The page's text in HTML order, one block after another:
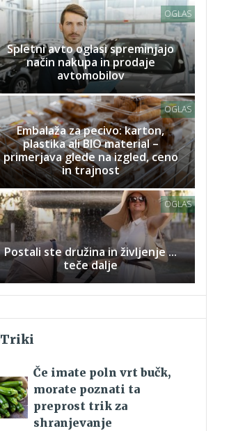
OGLAS
Spletni avto oglasi spreminjajo
način nakupa in prodaje
avtomobilov
OGLAS
Embalaža za pecivo: karton,
plastika ali BIO material –
primerjava glede na izgled, ceno
in trajnost
OGLAS
Postali ste družina in življenje ...
teče dalje
Triki
Če imate poln vrt bučk,
morate poznati ta
preprost trik za
shranjevanje